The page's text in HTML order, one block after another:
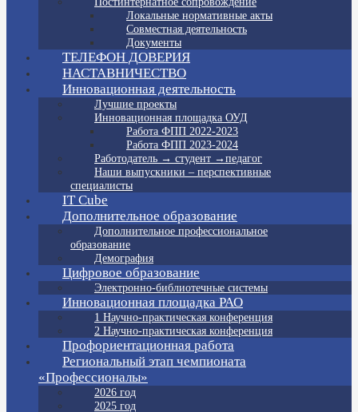
Локальные нормативные акты
Совместная деятельность
Документы
ТЕЛЕФОН ДОВЕРИЯ
НАСТАВНИЧЕСТВО
Инновационная деятельность
Лучшие проекты
Инновационная площадка ОУД
Работа ФПП 2022-2023
Работа ФПП 2023-2024
Работодатель → студент →педагог
Наши выпускники – перспективные
специалисты
IT Cube
Дополнительное образование
Дополнительное профессиональное
образование
Демография
Цифровое образование
Электронно-библиотечные системы
Инновационная площадка РАО
1 Научно-практическая конференция
2 Научно-практическая конференция
Профориентационная работа
Региональный этап чемпионата
«Профессионалы»
2026 год
2025 год